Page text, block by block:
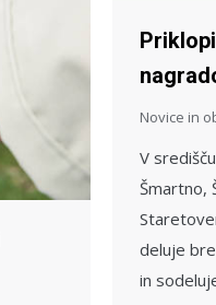
Novice in
V
Šmartno,
deluje
in